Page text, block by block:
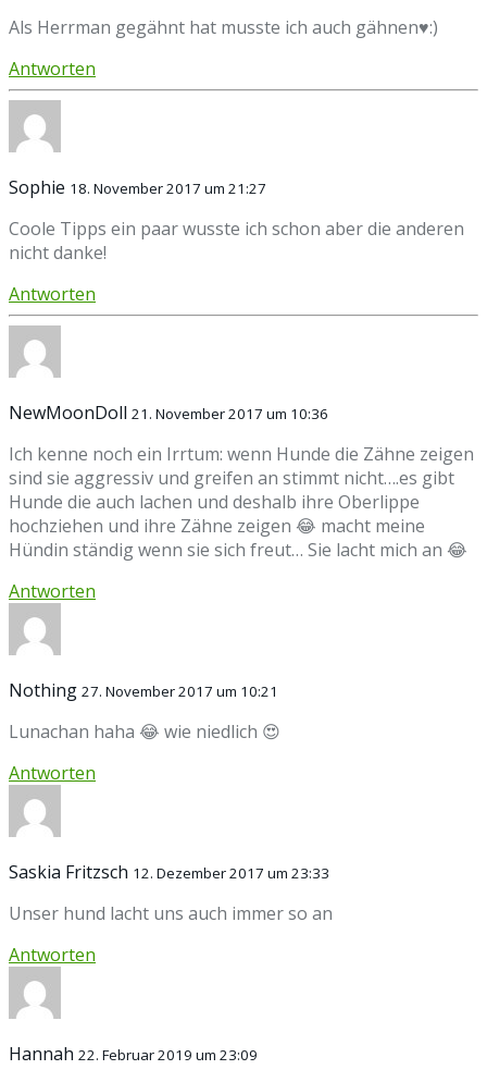
Als Herrman gegähnt hat musste ich auch gähnen♥:)
Antworten
Sophie 18. November 2017 um 21:27
Coole Tipps ein paar wusste ich schon aber die anderen
nicht danke!
Antworten
NewMoonDoll 21. November 2017 um 10:36
Ich kenne noch ein Irrtum: wenn Hunde die Zähne zeigen
sind sie aggressiv und greifen an stimmt nicht….es gibt
Hunde die auch lachen und deshalb ihre Oberlippe
hochziehen und ihre Zähne zeigen 😂 macht meine
Hündin ständig wenn sie sich freut… Sie lacht mich an 😂
Antworten
Nothing 27. November 2017 um 10:21
Lunachan haha 😂 wie niedlich 😍
Antworten
Saskia Fritzsch 12. Dezember 2017 um 23:33
Unser hund lacht uns auch immer so an
Antworten
Hannah 22. Februar 2019 um 23:09